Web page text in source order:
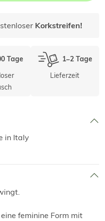
Korkstreifen!
Tage 1–2 Tage
Lieferzeit
in Italy
feminine Form mit